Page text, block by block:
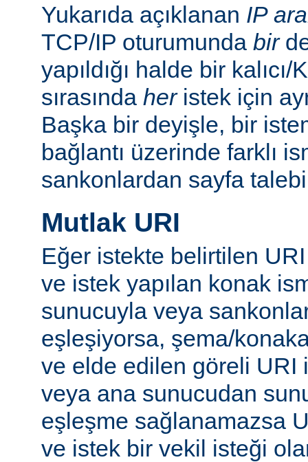
Yukarıda açıklanan IP
TCP/IP oturumunda bir
yapıldığı halde bir
sırasında heristek için
Başka bir deyişle, bir
bağlantı üzerinde farklı
sankonlardan sayfa
Mutlak URI
Eğer istekte belirtilen
ve istek yapılan konak
sunucuyla veya
eşleşiyorsa, şema/
ve elde edilen göreli URI
veya ana sunucudan
eşleşme sağlanamazsa
ve istek bir vekil isteği